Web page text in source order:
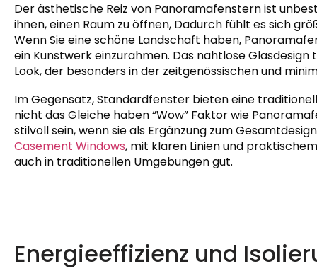
Der ästhetische Reiz von Panoramafenstern ist
ihnen, einen Raum zu öffnen, Dadurch fühlt es sich
Wenn Sie eine schöne Landschaft haben,
ein Kunstwerk einzurahmen. Das nahtlose
Look, der besonders in der zeitgenössischen und
Im Gegensatz, Standardfenster bieten eine
nicht das Gleiche haben “Wow” Faktor wie
stilvoll sein, wenn sie als Ergänzung zum
Casement Windows, mit klaren Linien und
auch in traditionellen Umgebungen gut.
Energieeffizienz und